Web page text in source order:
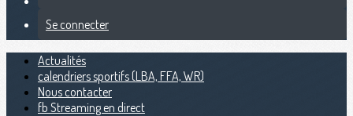
Se connecter
Actualités
calendriers sportifs (LBA, FFA, WR)
Nous contacter
fb Streaming en direct